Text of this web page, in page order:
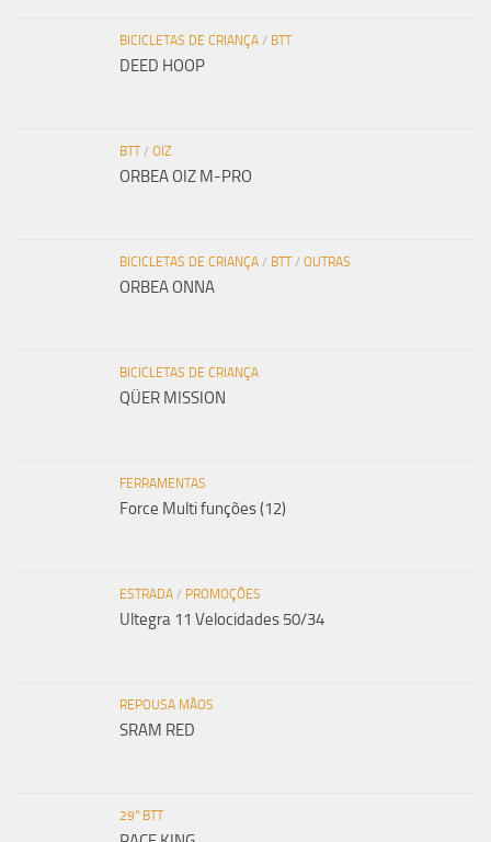
BICICLETAS DE CRIANÇA / BTT
DEED HOOP
BTT/ OIZ
ORBEA OIZ M-PRO
BICICLETAS DE CRIANÇA / BTT/ OUTRAS
ORBEA ONNA
BICICLETAS DE CRIANÇA
QÜER MISSION
FERRAMENTAS
Force Multi funções (12)
ESTRADA / PROMOÇÕES
Ultegra 11 Velocidades 50/34
REPOUSA MÃOS
SRAM RED
29" BTT